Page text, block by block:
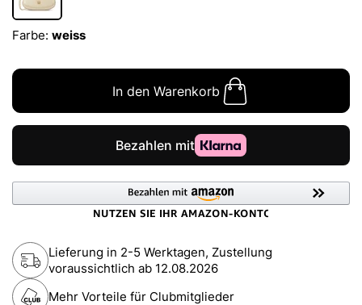
Farbe: weiss
In den Warenkorb
Lieferung in 2-5 Werktagen, Zustellung
voraussichtlich ab 12.08.2026
Mehr Vorteile für Clubmitglieder